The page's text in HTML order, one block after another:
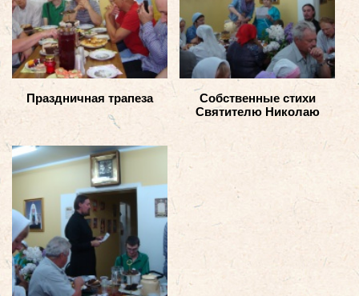
Праздничная трапеза
Собственные стихи
Святителю Николаю